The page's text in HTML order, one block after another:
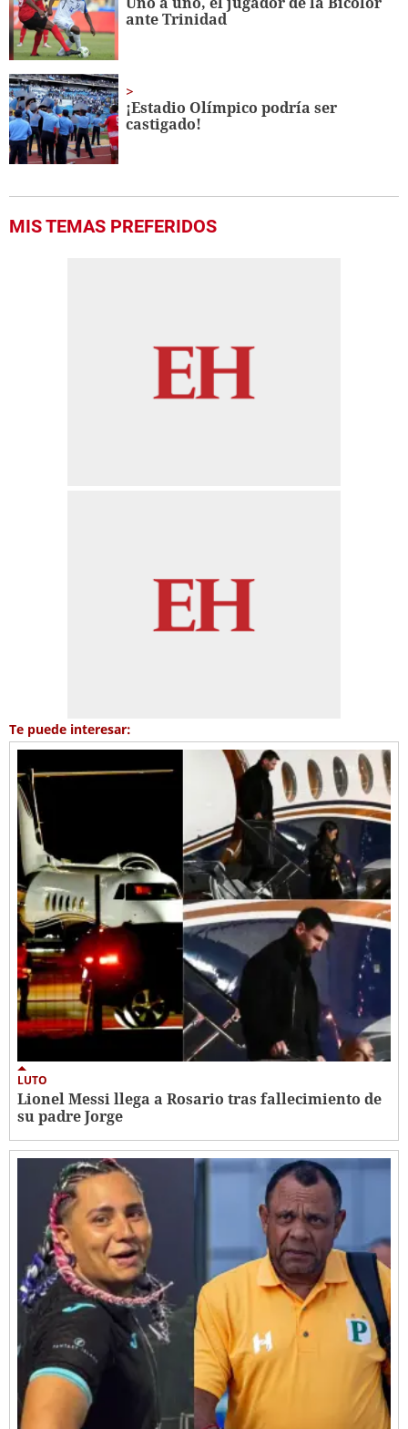
56
seconds
ante Trinidad
¡Estadio Olímpico podría ser
castigado!
MIS TEMAS PREFERIDOS
Te puede interesar:
LUTO
Lionel Messi llega a Rosario tras fallecimiento de
su padre Jorge